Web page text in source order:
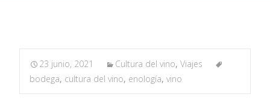
23 junio, 2021 Cultura del vino, Viajes
bodega, cultura del vino, enología, vino